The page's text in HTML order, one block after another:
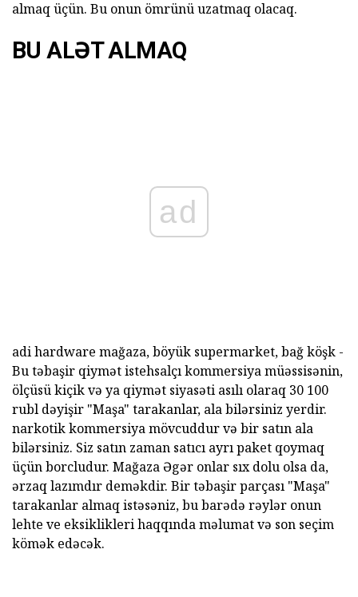
almaq üçün. Bu onun ömrünü uzatmaq olacaq.
BU ALƏT ALMAQ
ad
adi hardware mağaza, böyük supermarket, bağ köşk -
Bu təbaşir qiymət istehsalçı kommersiya müəssisənin,
ölçüsü kiçik və ya qiymət siyasəti asılı olaraq 30 100
rubl dəyişir "Maşa" tarakanlar, ala bilərsiniz yerdir.
narkotik kommersiya mövcuddur və bir satın ala
bilərsiniz. Siz satın zaman satıcı ayrı paket qoymaq
üçün borcludur. Mağaza Əgər onlar sıx dolu olsa da,
ərzaq lazımdır deməkdir. Bir təbaşir parçası "Maşa"
tarakanlar almaq istəsəniz, bu barədə rəylər onun
lehte ve eksiklikleri haqqında məlumat və son seçim
kömək edəcək.